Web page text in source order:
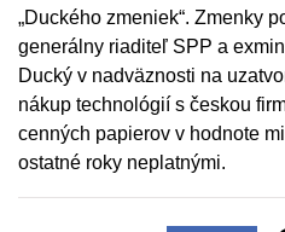
„Duckého zmeniek“. Zmenky
generálny riaditeľ SPP a
Ducký v nadväznosti na
nákup technológií s českou
cenných papierov v hodnote
ostatné roky neplatnými.